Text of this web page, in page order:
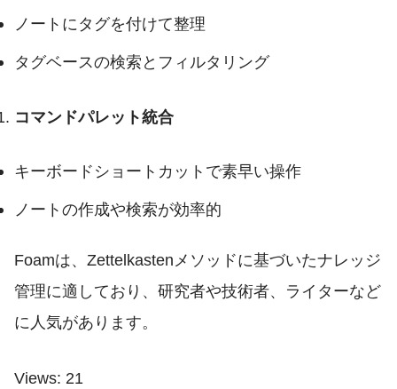
ノートにタグを付けて整理
タグベースの検索とフィルタリング
コマンドパレット統合
キーボードショートカットで素早い操作
ノートの作成や検索が効率的
Foamは、Zettelkastenメソッドに基づいたナレッジ
管理に適しており、研究者や技術者、ライターなど
に人気があります。
Views: 21